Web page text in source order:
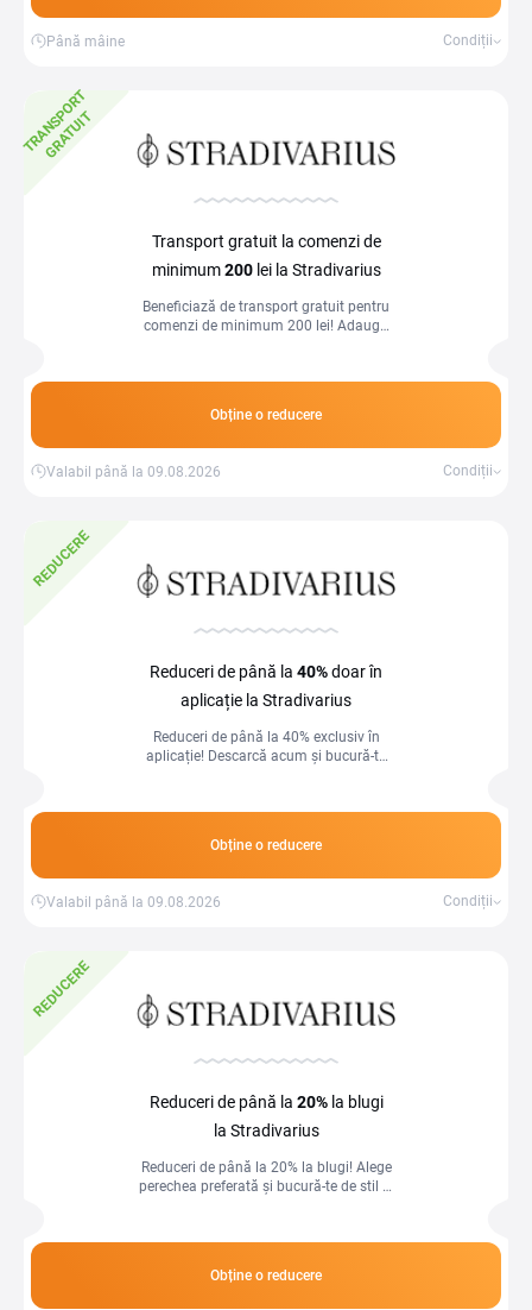
Până mâine Condiții
T
R
A
N
S
P
O
R
T
G
R
A
T
U
I
T
Transport gratuit la comenzi de
minimum200 lei la Stradivarius
Beneficiază de transport gratuit pentru
comenzi de minimum 200 lei! Adaugă
Obține o reducere
Valabil până la 09.08.2026 Condiții
REDUCERE
Reduceri de până la 40%doar în
aplicație la Stradivarius
Reduceri de până la 40% exclusiv în
aplicație! Descarcă acum și bucură-te
Obține o reducere
Valabil până la 09.08.2026 Condiții
REDUCERE
Reduceri de până la 20%la blugi
la Stradivarius
Reduceri de până la 20% la blugi! Alege
perechea preferată și bucură-te de stil și
Obține o reducere